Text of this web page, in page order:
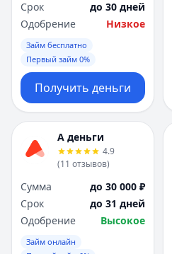
Срок
до 30 дней
Одобрение
Низкое
Займ бесплатно
Первый займ 0%
Получить деньги
А деньги
4.9
(11 отзывов)
Сумма
до 30 000 ₽
Срок
до 31 дней
Одобрение
Высокое
Займ онлайн